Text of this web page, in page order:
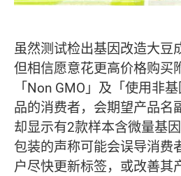
虽然测试检出基因改造大豆
但相信愿意花更高价格购买
「Non GMO」及「使用非
品的消费者，会期望产品名
却显示有2款样本含微量基
包装的声称可能会误导消费
户尽快更新标签，或改善其